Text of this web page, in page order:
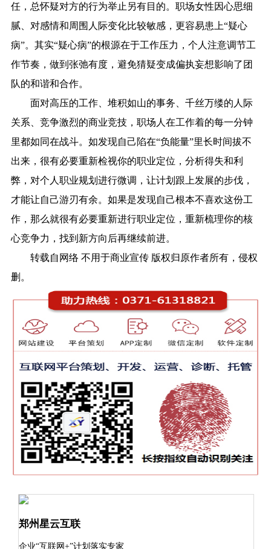
任，总怀疑对方的行为举止另有目的。职场女性因心思细
腻、对感情和周围人际变化比较敏感，更容易患上“疑心
病”。其实“疑心病”的根源在于工作压力，个人注意调节工
作节奏，做到张弛有度，避免猜疑变成偏执妄想影响了团
队的和谐和合作。
面对高压的工作、堆积如山的事务、千丝万缕的人际
关系、竞争激烈的商业竞技，职场人在工作着的每一分钟
里都如同在战斗。如发现自己陷在“负能量”里长时间拔不
出来，很有必要重新检视你的职业定位，分析得失和利
弊，对个人职业规划进行微调，让计划跟上发展的步伐，
才能让自己游刃有余。如果是发现自己根本不喜欢这份工
作，那么就很有必要重新进行职业定位，重新梳理你的核
心竞争力，找到新方向后再继续前进。
转载自网络 不用于商业宣传 版权归原作者所有，侵权
删。
郑州星云互联
企业“互联网+”计划落实专家